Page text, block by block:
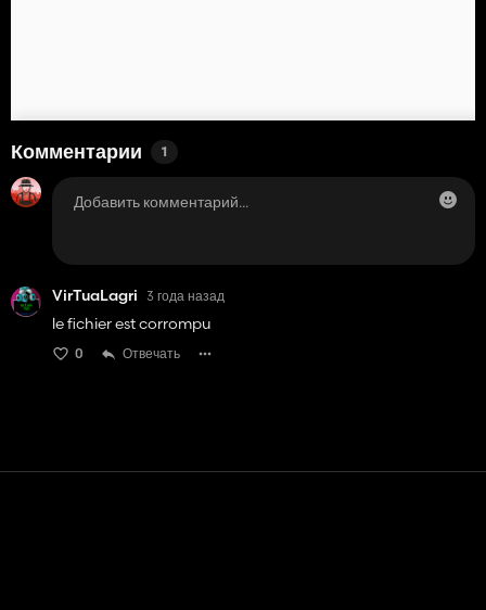
Комментарии 1
VirTuaLagri 3 года назад
le fichier est corrompu
0 Отвечать